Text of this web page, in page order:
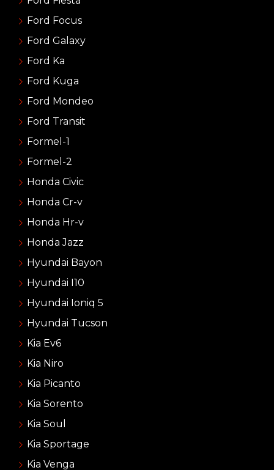
Ford Focus
Ford Galaxy
Ford Ka
Ford Kuga
Ford Mondeo
Ford Transit
Formel-1
Formel-2
Honda Civic
Honda Cr-v
Honda Hr-v
Honda Jazz
Hyundai Bayon
Hyundai I10
Hyundai Ioniq 5
Hyundai Tucson
Kia Ev6
Kia Niro
Kia Picanto
Kia Sorento
Kia Soul
Kia Sportage
Kia Venga